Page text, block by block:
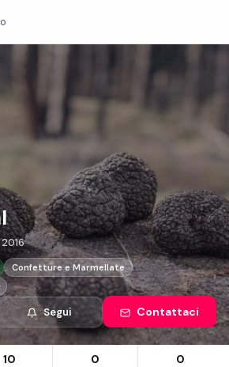
2016
Confetture e Marmellate
Segui Contattaci
10 0 0